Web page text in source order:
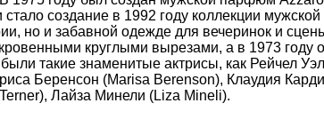
создание в 1992 году коллекции
но и забавной одежде для вечеринок и
круглыми вырезами, а в 1973
такие знаменитые актрисы, как Рейчел
Беренсон (Marisa Berenson), Клаудия
Лайза Минели (Liza Mineli).